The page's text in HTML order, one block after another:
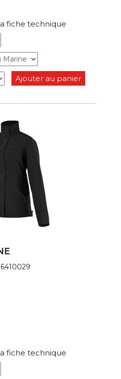
fiche technique
Ajouter au panier
fiche technique